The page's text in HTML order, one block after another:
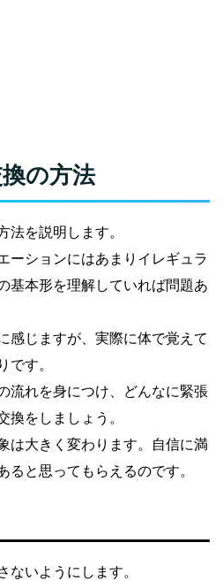
の方法
法を説明します。
ーションにはあまりイレギュラ
基本形を理解していれば問題あ
感じますが、実際に体で覚えて
です。
流れを身につけ、どんなに緊張
換をしましょう。
は大きく変わります。自信に満
ると思ってもらえるのです。
ないようにします。